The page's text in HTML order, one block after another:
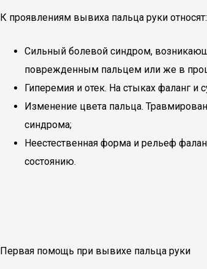
К проявлениям вывиха пальца руки относят:
Сильный болевой синдром,
поврежденным пальцем или же в
Гиперемия и отек. На стыках фаланг
Изменение цвета пальца.
синдрома;
Неестественная форма и рельеф
состоянию.
Первая помощь при вывихе пальца руки